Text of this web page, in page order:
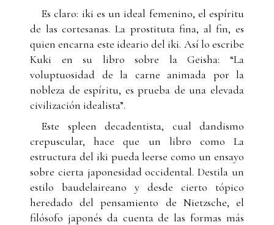
Es claro: iki es un ideal femenino, el espíritu
de las cortesanas. La prostituta fina, al fin, es
quien encarna este ideario del iki. Así lo escribe
Kuki en su libro sobre la Geisha: “La
voluptuosidad de la carne animada por la
nobleza de espíritu, es prueba de una elevada
civilización idealista”.
Este spleen decadentista, cual dandismo
crepuscular, hace que un libro como La
estructura del iki pueda leerse como un ensayo
sobre cierta japonesidad occidental. Destila un
estilo baudelaireano y desde cierto tópico
heredado del pensamiento de Nietzsche, el
filósofo japonés da cuenta de las formas más